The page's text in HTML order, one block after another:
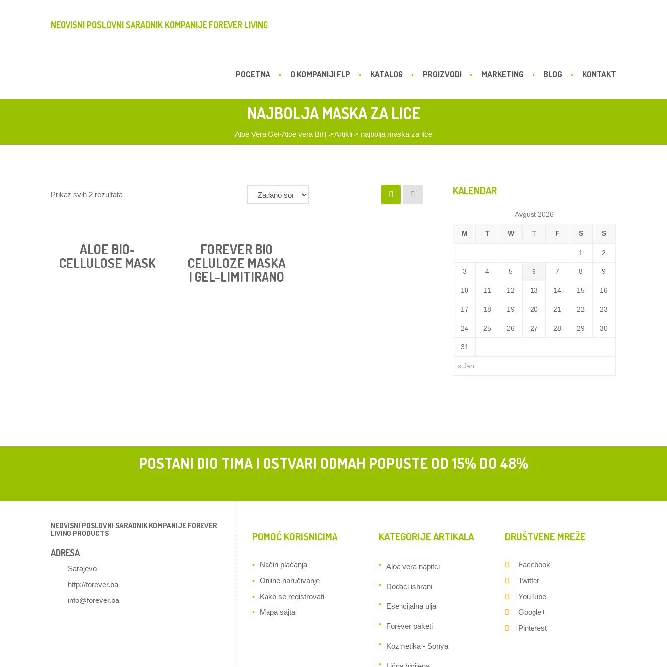
NEOVISNI POSLOVNI SARADNIK KOMPANIJE FOREVER LIVING
POCETNA O KOMPANIJI FLP KATALOG PROIZVODI MARKETING BLOG KONTAKT
NAJBOLJA MASKA ZA LICE
Aloe Vera Gel-Aloe vera BiH > Artikli > najbolja maska za lice
Prikaz svih 2 rezultata
ALOE BIO-
CELLULOSE MASK
FOREVER BIO
CELULOZE MASKA
I GEL-LIMITIRANO
KALENDAR
Avgust 2026
M T W T F S S
« Jan
1 2
3 4 5 6 7 8 9
10 11 12 13 14 15 16
17 18 19 20 21 22 23
24 25 26 27 28 29 30
31
POSTANI DIO TIMA I OSTVARI ODMAH POPUSTE OD 15% DO 48%
NEOVISNI POSLOVNI SARADNIK KOMPANIJE FOREVER
LIVING PRODUCTS
ADRESA
Sarajevo
http://forever.ba
info@forever.ba
POMOĆ KORISNICIMA
Način plaćanja
Online naručivanje
Kako se registrovati
Mapa sajta
KATEGORIJE ARTIKALA
Aloa vera napitci
Dodaci ishrani
Esencijalna ulja
Forever paketi
Kozmetika - Sonya
DRUŠTVENE MREŽE
Facebook
Twitter
YouTube
Google+
Pinterest